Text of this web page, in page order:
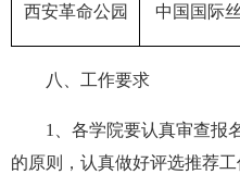
西安革命公园 中国国际
八、工作要求
1、 各学院要认真审查报
的原则，认真做好评选推荐工